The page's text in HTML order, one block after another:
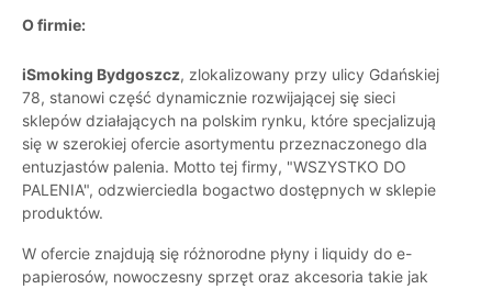
O firmie:
iSmoking Bydgoszcz, zlokalizowany przy ulicy Gdańskiej
78, stanowi część dynamicznie rozwijającej się sieci
sklepów działających na polskim rynku, które specjalizują
się w szerokiej ofercie asortymentu przeznaczonego dla
entuzjastów palenia. Motto tej firmy, "WSZYSTKO DO
PALENIA", odzwierciedla bogactwo dostępnych w sklepie
produktów.
W ofercie znajdują się różnorodne płyny i liquidy do e-
papierosów, nowoczesny sprzęt oraz akcesoria takie jak